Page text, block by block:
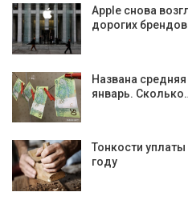
Apple снова
дорогих
Названа
январь.
Тонкости
году